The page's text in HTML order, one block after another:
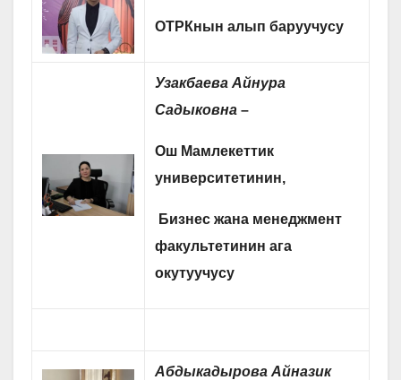
ОТРКнын алып баруучусу
Узакбаева Айнура
Садыковна –
Ош Мамлекеттик
университетинин,
Бизнес жана менеджмент
факультетинин ага
окутуучусу
Абдыкадырова Айназик